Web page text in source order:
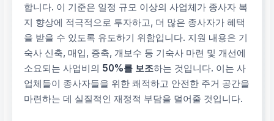
합니다. 이 기준은 일정 규모 이상의 사업체가 종사자 복
지 향상에 적극적으로 투자하고, 더 많은 종사자가 혜택
을 받을 수 있도록 유도하기 위함입니다. 지원 내용은 기
숙사 신축, 매입, 증축, 개보수 등 기숙사 마련 및 개선에
소요되는 사업비의 50%를 보조하는 것입니다. 이는 사
업체들이 종사자들을 위한 쾌적하고 안전한 주거 공간을
마련하는 데 실질적인 재정적 부담을 덜어줄 것입니다.